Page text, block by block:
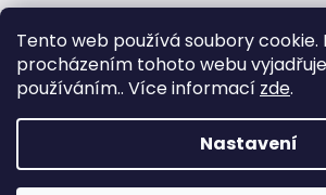
Tento web používá soubory cookie.
procházením tohoto webu
používáním.. Více informací zde.
Nastavení
Vytvořil Shoptet
Copyright 2026Gabikacopánky.
vyhrazena.